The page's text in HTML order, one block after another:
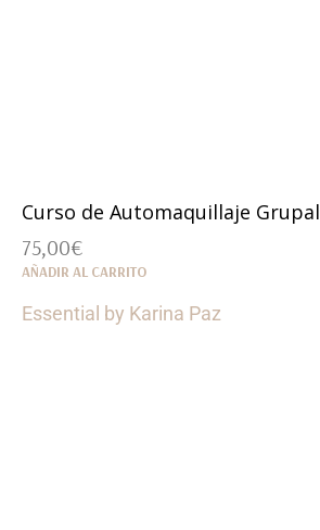
Curso de Automaquillaje Grupal
75,00€
AÑADIR AL CARRITO
Essential by Karina Paz